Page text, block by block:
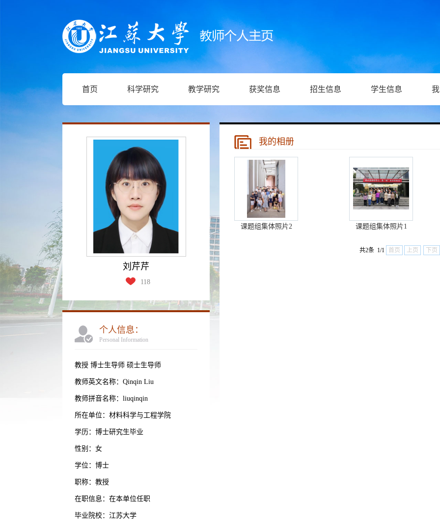
首页 科学研究 教学研究 获奖信息 招生信息 学生信息
刘芹芹
118
个人信息：
Personal Information
教授 博士生导师 硕士生导师
教师英文名称：Qinqin Liu
教师拼音名称：liuqinqin
所在单位：材料科学与工程学院
学历：博士研究生毕业
性别：女
学位：博士
职称：教授
在职信息：在本单位任职
毕业院校：江苏大学
我的相册
课题组集体照片2 课题组集体照片1
共2条 1/1 首页 上页 下页